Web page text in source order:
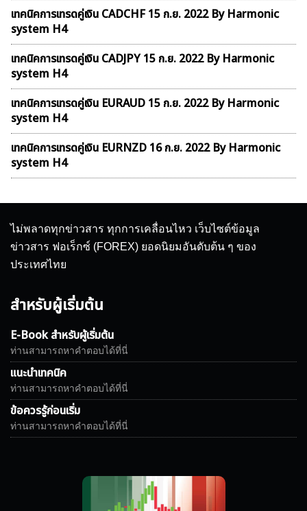
เทคนิคการเทรดคู่เงิน CADCHF 15 ก.ย. 2022 By Harmonic
system H4
เทคนิคการเทรดคู่เงิน CADJPY 15 ก.ย. 2022 By Harmonic
system H4
เทคนิคการเทรดคู่เงิน EURAUD 15 ก.ย. 2022 By Harmonic
system H4
เทคนิคการเทรดคู่เงิน EURNZD 16 ก.ย. 2022 By Harmonic
system H4
ไม่พลาดทุกข่าวสาร ทุกการเคลื่อนไหว เว็บไซต์ข้อมูล
ข่าวสาร ฟอเร็กซ์ (FOREX) ยอดนิยมอันดับต้น ๆ ของ
ประเทศไทย
สำหรับผู้เริ่มต้น
E-Book สำหรับผู้เริ่มต้น
ท่านสามารถหาคำตอบได้ที่นี่
แนะนำเทคนิค
ท่านสามารถหาคำตอบได้ที่นี่
ข้อควรรู้ก่อนเริ่ม
ท่านสามารถหาคำตอบได้ที่นี่